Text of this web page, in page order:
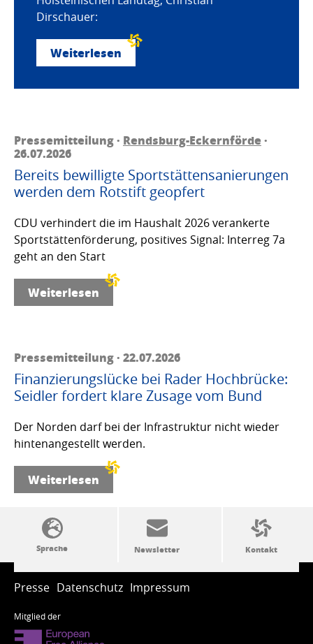
Dirschauer:
Weiterlesen
Pressemitteilung · Rendsburg-Eckernförde·
26.07.2026
Bereits bewilligte Sportstättensanierungen
werden dem Rotstift geopfert
CDU verhindert die im Haushalt 2026 verankerte
Sportstättenförderung, positives Signal: Interreg 7a
geht an den Start
Weiterlesen
Pressemitteilung · 22.07.2026
Finanzierungslücke bei Rader Hochbrücke:
Seidler fordert klare Zusage vom Bund
Der Norden darf bei der Infrastruktur nicht wieder
hintenangestellt werden.
Weiterlesen
SSW-Politik von A bis Z
Presse Datenschutz Impressum
Mitglied der